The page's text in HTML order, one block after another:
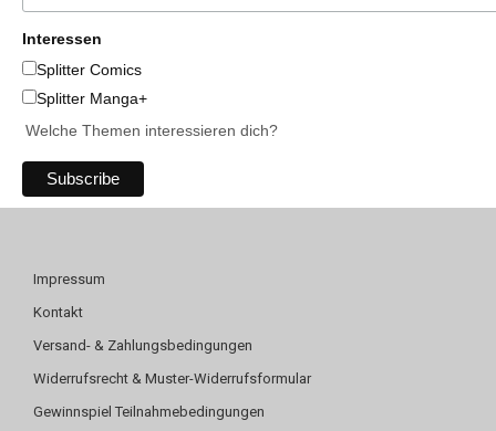
Interessen
Splitter Comics
Splitter Manga+
Welche Themen interessieren dich?
Impressum
Kontakt
Versand- & Zahlungsbedingungen
Widerrufsrecht & Muster-Widerrufsformular
Gewinnspiel Teilnahmebedingungen